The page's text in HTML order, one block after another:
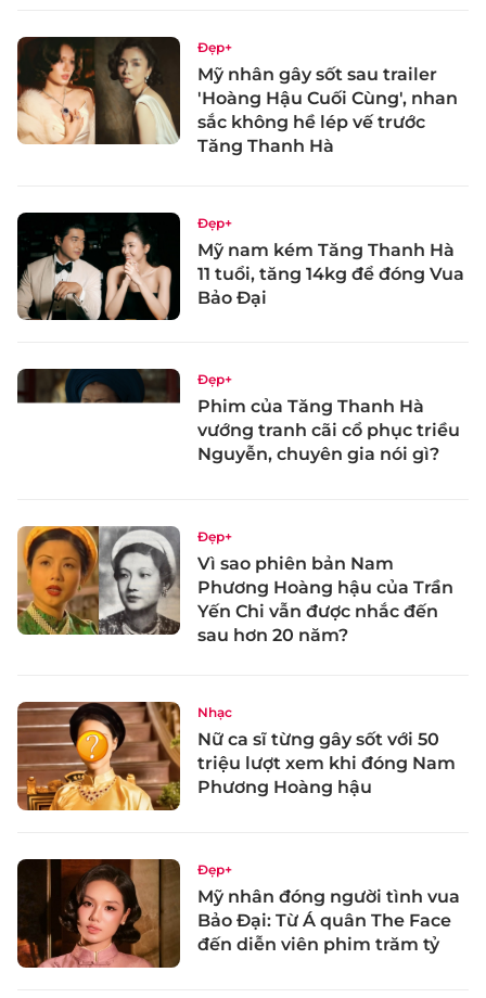
Đẹp+
Mỹ nhân gây sốt sau trailer
'Hoàng Hậu Cuối Cùng', nhan
sắc không hề lép vế trước
Tăng Thanh Hà
Đẹp+
Mỹ nam kém Tăng Thanh Hà
11 tuổi, tăng 14kg để đóng Vua
Bảo Đại
Đẹp+
Phim của Tăng Thanh Hà
vướng tranh cãi cổ phục triều
Nguyễn, chuyên gia nói gì?
Đẹp+
Vì sao phiên bản Nam
Phương Hoàng hậu của Trần
Yến Chi vẫn được nhắc đến
sau hơn 20 năm?
Nhạc
Nữ ca sĩ từng gây sốt với 50
triệu lượt xem khi đóng Nam
Phương Hoàng hậu
Đẹp+
Mỹ nhân đóng người tình vua
Bảo Đại: Từ Á quân The Face
đến diễn viên phim trăm tỷ